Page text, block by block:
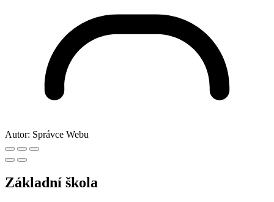
Autor: Správce Webu
Základní škola